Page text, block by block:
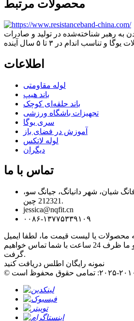
محصولات مرتبط
به رهبر شناخته‌شده در تولید و صادرات
اطلاعات
لوله مقاومتی
باند هیپ
باند حلقه‌ای کوچک
تجهیزات باشگاه ورزشی
سری یوگا
آموزش در فضای باز
لوله لاتکس
دیگران
تماس با ما
فانگ شیان، شهر دانیانگ، جیانگ سو،
212321 چین.
jessica@nqfit.cn
۰۰۸۶-۱۳۷۷۵۳۳۹۱۰۹
محصولات یا لیست قیمت ما، لطفا ایمیل
خود را برای ما بگذارید و ما ظرف 24 ساعت با شما تماس خواهیم
گرفت.
نمونه رایگان اطلس دریافت کنید